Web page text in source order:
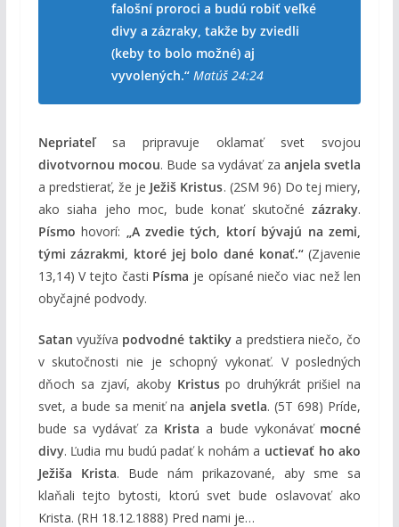
falošní proroci a budú robiť veľké
divy a zázraky, takže by zviedli
(keby to bolo možné) aj
vyvolených.“ Matúš 24:24
Nepriateľsa pripravuje oklamať svet svojou
divotvornou mocou. Bude sa vydávať za anjela svetla
a predstierať, že je Ježiš Kristus. (2SM 96) Do tej miery,
ako siaha jeho moc, bude konať skutočnézázraky.
Písmo hovorí:
„A zvedie tých, ktorí bývajú na zemi,
tými zázrakmi, ktoré jej bolo dané konať.“(Zjavenie
13,14) V tejto časti Písma je opísané niečo viac než len
obyčajné podvody.
Satan využíva podvodné taktikya predstiera niečo, čo
v skutočnosti nie je schopný vykonať. V posledných
dňoch sa zjaví, akoby Kristuspo druhýkrát prišiel na
svet, a bude sa meniť na anjela svetla. (5T 698) Príde,
bude sa vydávať za Krista a bude vykonávať mocné
divy. Ľudia mu budú padať k nohám a uctievať ho ako
Ježiša Krista. Bude nám prikazované, aby sme sa
klaňali tejto bytosti, ktorú svet bude oslavovať ako
Krista. (RH 18.12.1888) Pred nami je…